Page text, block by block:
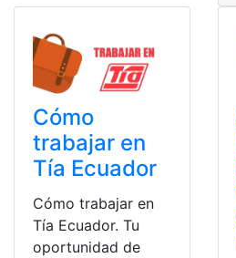
Cómo
trabajar en
Tía Ecuador
Cómo trabajar en
Tía Ecuador. Tu
oportunidad de